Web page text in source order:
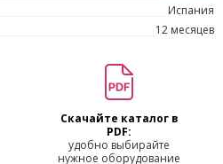
Испания
12 месяцев
Скачайте каталог в
PDF:
удобно выбирайте
нужное оборудование